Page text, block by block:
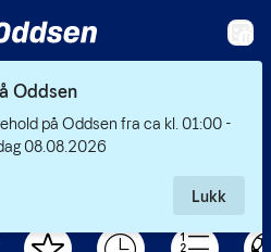
Oddsen
på Oddsen fra ca kl. 01:00 -
08.08.2026
Lukk